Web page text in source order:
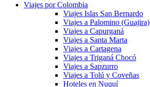
Viajes por Colombia
Viajes Islas San Bernardo
Viajes a Palomino (Guajira)
Viajes a Capurganá
Viajes a Santa Marta
Viajes a Cartagena
Viajes a Triganá Chocó
Viajes a Sapzurro
Viajes a Tolú y Coveñas
Hoteles en Nuquí